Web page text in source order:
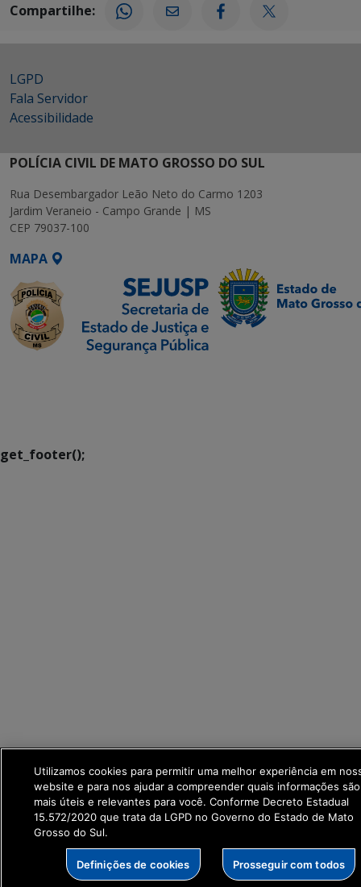
Compartilhe:
LGPD
Fala Servidor
Acessibilidade
POLÍCIA CIVIL DE MATO GROSSO DO SUL
Rua Desembargador Leão Neto do Carmo 1203
Jardim Veraneio - Campo Grande | MS
CEP 79037-100
MAPA
get_footer();
Utilizamos cookies para permitir uma melhor experiência em
website e para nos ajudar a compreender quais informações são
mais úteis e relevantes para você. Conforme Decreto Estadual
15.572/2020 que trata da LGPD no Governo do Estado de Mato
Grosso do Sul.
Definições de cookies Prosseguir com todos